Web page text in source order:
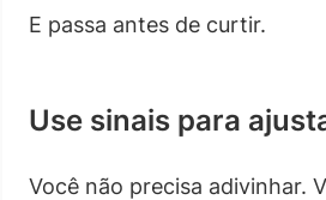
E passa antes de curtir.
Use sinais para
Você não precisa adivinhar.